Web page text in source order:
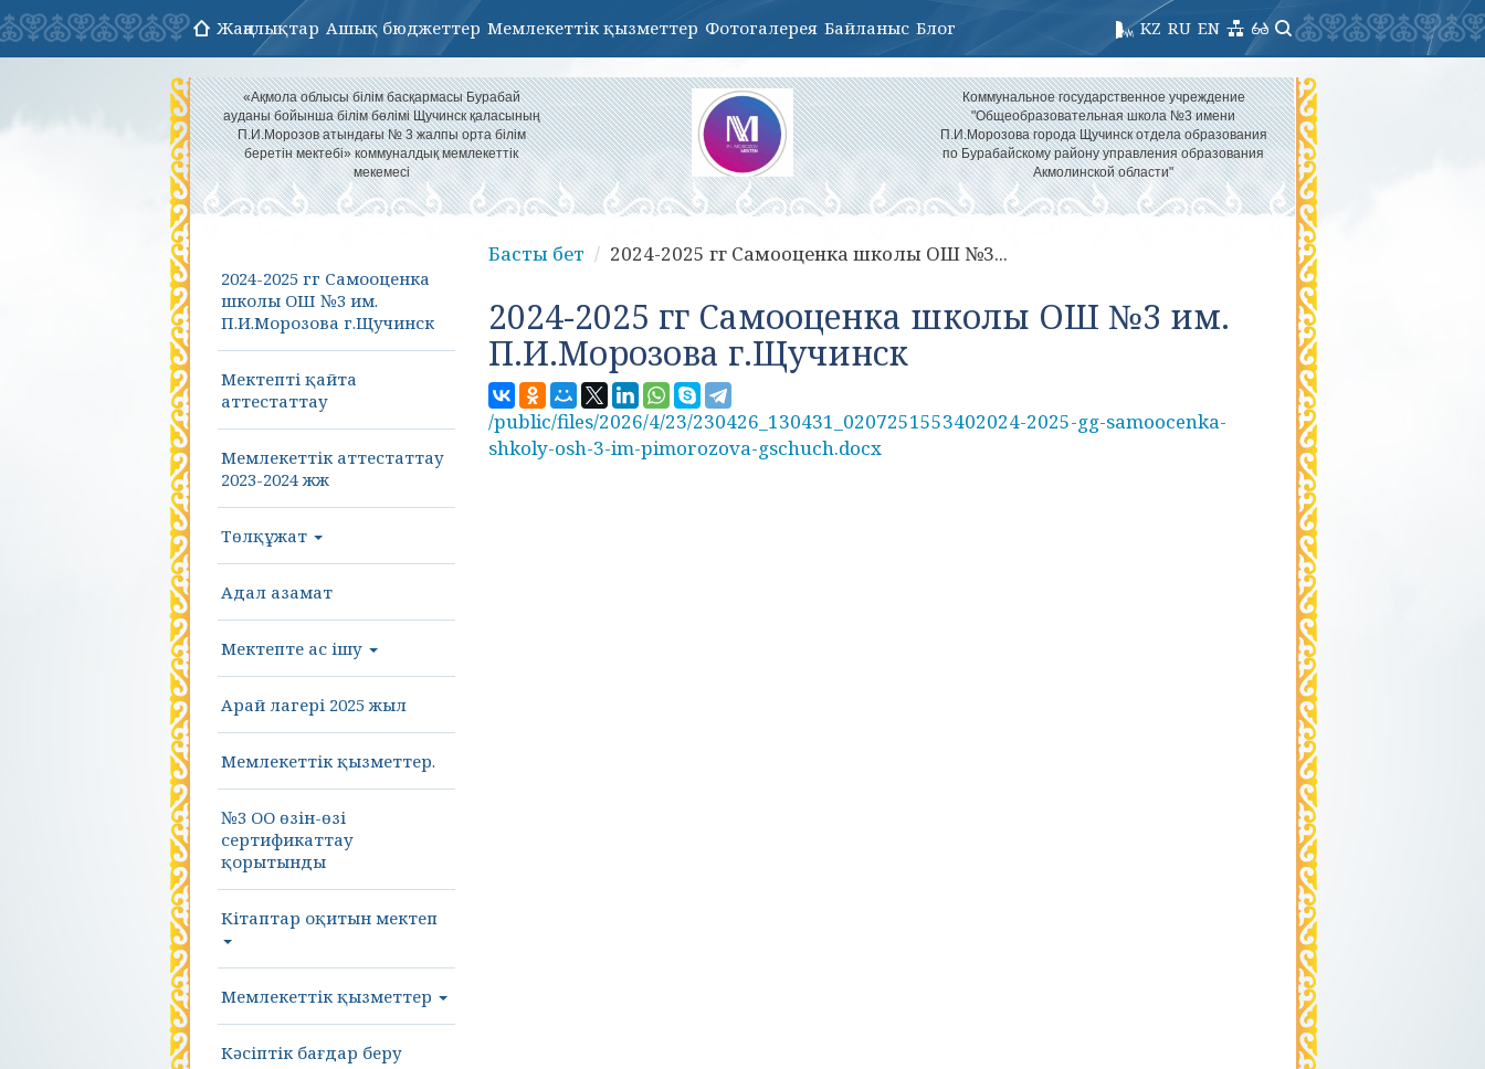
Жаңалықтар Ашық бюджеттер Мемлекеттік қызметтер Фотогалерея Байланыс Блог EN
RU
KZ
«Ақмола облысы білім басқармасы Бурабай
ауданы бойынша білім бөлімі Щучинск қаласының
П.И.Морозов атындағы № 3 жалпы орта білім
беретін мектебі» коммуналдық мемлекеттік
мекемесі
Коммунальное государственное учреждение
"Общеобразовательная школа №3 имени
П.И.Морозова города Щучинск отдела образования
по Бурабайскому району управления образования
Акмолинской области"
2024-2025 гг Самооценка
школы ОШ №3 им.
П.И.Морозова г.Щучинск
Мектепті қайта
аттестаттау
Мемлекеттік аттестаттау
2023-2024 жж
Төлқұжат
Адал азамат
Мектепте ас ішу
Арай лагері 2025 жыл
Мемлекеттік қызметтер.
№3 ОО өзін-өзі
сертификаттау
қорытынды
Кітаптар оқитын мектеп
Мемлекеттік қызметтер
Кәсіптік бағдар беру
Басты бет 2024-2025 гг Самооценка школы ОШ №3...
2024-2025 гг Самооценка школы ОШ №3 им.
П.И.Морозова г.Щучинск
/public/files/2026/4/23/230426_130431_0207251553402024-2025-gg-samoocenka-
shkoly-osh-3-im-pimorozova-gschuch.docx